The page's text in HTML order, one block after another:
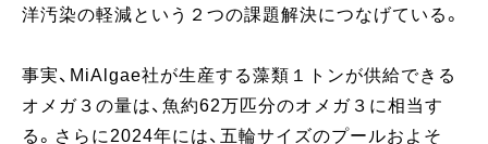
洋汚染の軽減という２つの課題解決につなげている。
事実、MiAlgae社が生産する藻類１トンが供給できる
オメガ３の量は、魚約62万匹分のオメガ３に相当す
る。さらに2024年には、五輪サイズのプールおよそ